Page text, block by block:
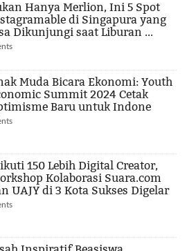
Hanya Merlion, Ini 5 Spot
di Singapura yang
Dikunjungi saat Liburan ...
Muda Bicara Ekonomi: Youth
Summit 2024 Cetak
Baru untuk Indone
150 Lebih Digital Creator,
Kolaborasi Suara.com
UAJY di 3 Kota Sukses Digelar